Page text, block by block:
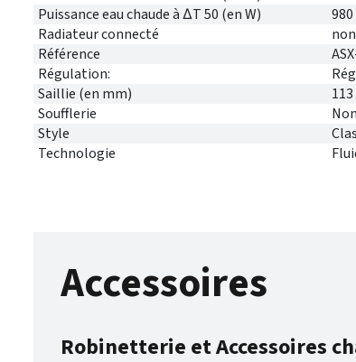
Puissance eau chaude à ∆T 50 (en W)
980
Radiateur connecté
non
Référence
Régulation:
Saillie (en mm)
113
Soufflerie
Non
Style
Technologie
Accessoires
Robinetterie et Accessoires